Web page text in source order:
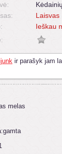
Laisvas
Ieškau
ir parašyk jam
melas